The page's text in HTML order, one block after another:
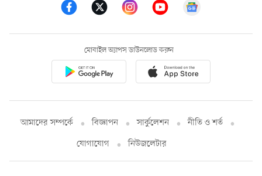
মোবাইল অ্যাপস ডাউনলোড করুন
আমাদের সম্পর্কে বিজ্ঞাপন সার্কুলেশন
নীতি ও শর্ত
যোগাযোগ
নিউজলেটার